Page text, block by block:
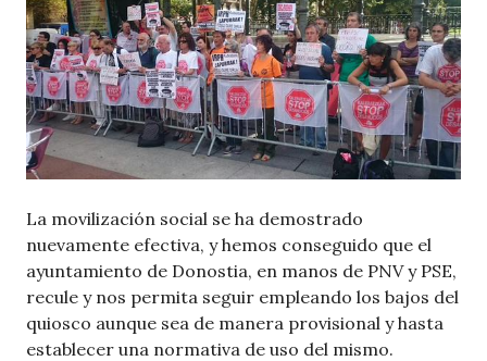
La movilización social se ha demostrado
nuevamente efectiva, y hemos conseguido que el
ayuntamiento de Donostia, en manos de PNV y PSE,
recule y nos permita seguir empleando los bajos del
quiosco aunque sea de manera provisional y hasta
establecer una normativa de uso del mismo.